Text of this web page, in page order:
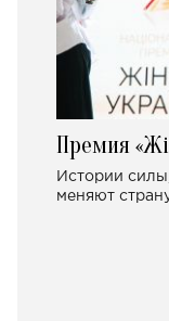
Премия
Истории
меняют